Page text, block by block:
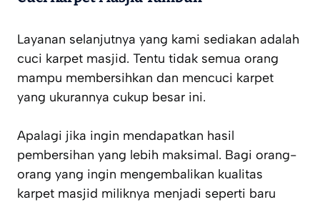
Layanan selanjutnya yang kami sediakan adalah
cuci karpet masjid. Tentu tidak semua orang
mampu membersihkan dan mencuci karpet
yang ukurannya cukup besar ini.
Apalagi jika ingin mendapatkan hasil
pembersihan yang lebih maksimal. Bagi orang-
orang yang ingin mengembalikan kualitas
karpet masjid miliknya menjadi seperti baru